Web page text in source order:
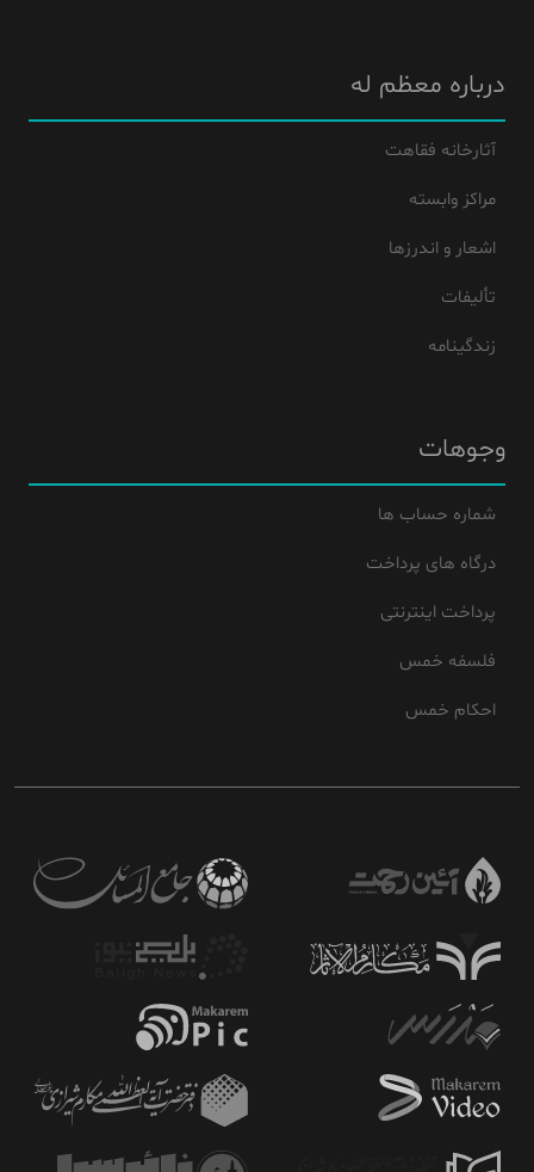
درباره معظم له
آثارخانه فقاهت
مراکز وابسته
اشعار و اندرزها
تألیفات
زندگینامه
وجوهات
شماره حساب ها
درگاه های پرداخت
پرداخت اینترنتی
فلسفه خمس
احکام خمس